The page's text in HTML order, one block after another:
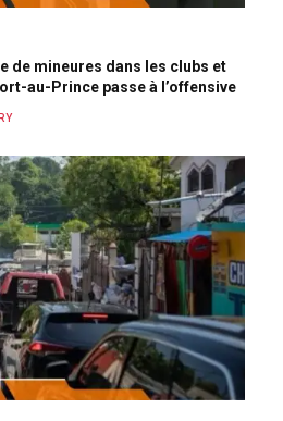
de mineures dans les clubs et
au-Prince passe à l’offensive